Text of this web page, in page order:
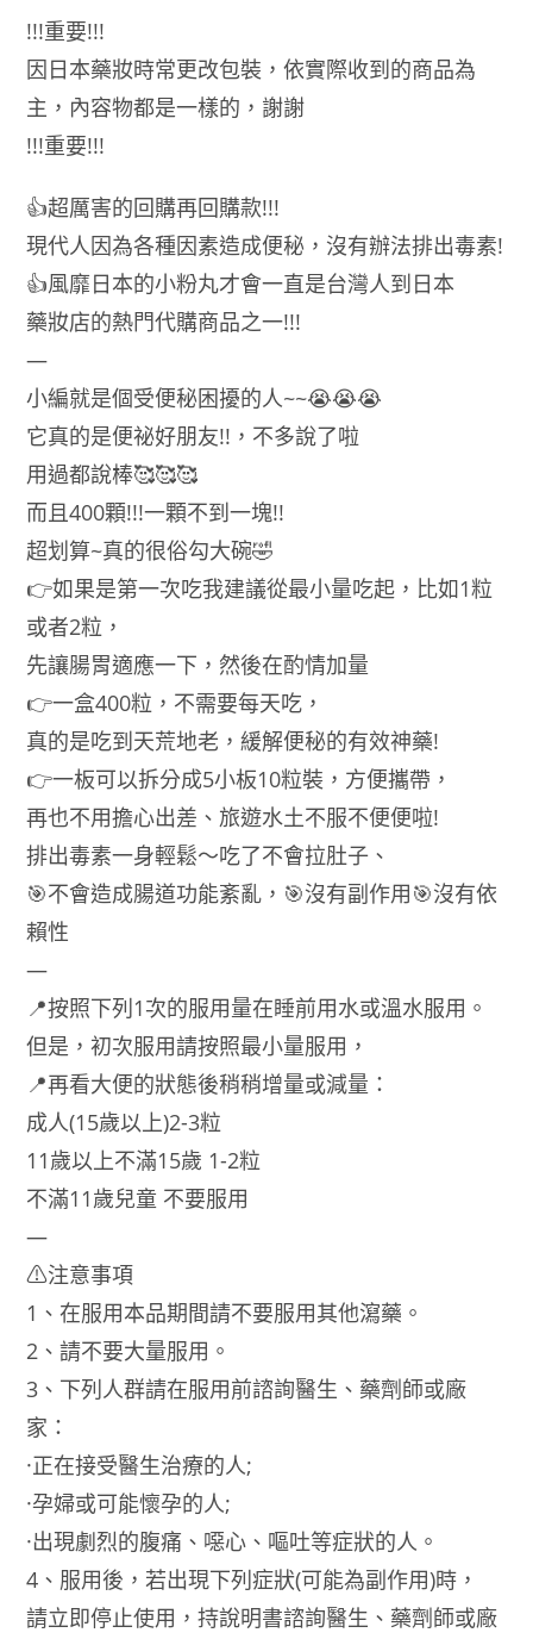
粉
便
祕
丸
400
(盒)
數
量
!!!重要!!!
因日本藥妝時常更改包裝，依實際收到的商品為
主，內容物都是一樣的，謝謝
!!!重要!!!
👍超厲害的回購再回購款!!!
現代人因為各種因素造成便秘，沒有辦法排出毒素!
👍風靡日本的小粉丸才會一直是台灣人到日本
藥妝店的熱門代購商品之一!!!
—
小編就是個受便秘困擾的人~~😭😭😭
它真的是便祕好朋友!!，不多說了啦
用過都說棒🥰🥰🥰
而且400顆!!!一顆不到一塊!!
超划算~真的很俗勾大碗🤣
👉如果是第一次吃我建議從最小量吃起，比如1粒
或者2粒，
先讓腸胃適應一下，然後在酌情加量
👉一盒400粒，不需要每天吃，
真的是吃到天荒地老，緩解便秘的有效神藥!
👉一板可以拆分成5小板10粒裝，方便攜帶，
再也不用擔心出差、旅遊水土不服不便便啦!
排出毒素一身輕鬆～吃了不會拉肚子、
🎯不會造成腸道功能紊亂，🎯沒有副作用🎯沒有依
賴性
—
📍按照下列1次的服用量在睡前用水或溫水服用。
但是，初次服用請按照最小量服用，
📍再看大便的狀態後稍稍增量或減量：
成人(15歲以上)2-3粒
11歲以上不滿15歲 1-2粒
不滿11歲兒童 不要服用
—
⚠注意事項
1、在服用本品期間請不要服用其他瀉藥。
2、請不要大量服用。
3、下列人群請在服用前諮詢醫生、藥劑師或廠
家：
·正在接受醫生治療的人;
·孕婦或可能懷孕的人;
·出現劇烈的腹痛、噁心、嘔吐等症狀的人。
4、服用後，若出現下列症狀(可能為副作用)時，
請立即停止使用，持說明書諮詢醫生、藥劑師或廠